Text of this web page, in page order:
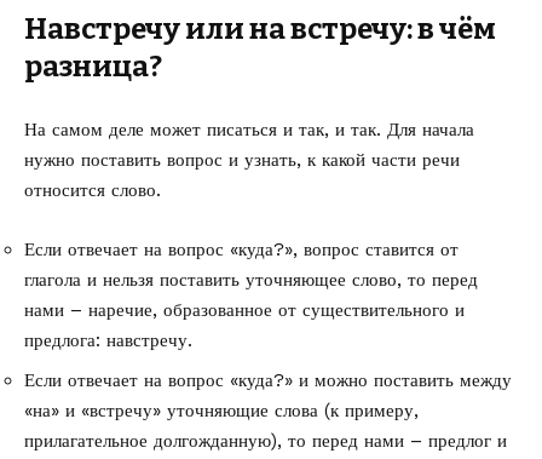
Навстречу или на встречу: в чём
разница?
На самом деле может писаться и так, и так. Для начала
нужно поставить вопрос и узнать, к какой части речи
относится слово.
Если отвечает на вопрос «куда?», вопрос ставится от
глагола и нельзя поставить уточняющее слово, то перед
нами – наречие, образованное от существительного и
предлога: навстречу.
Если отвечает на вопрос «куда?» и можно поставить между
«на» и «встречу» уточняющие слова (к примеру,
прилагательное долгожданную), то перед нами – предлог и